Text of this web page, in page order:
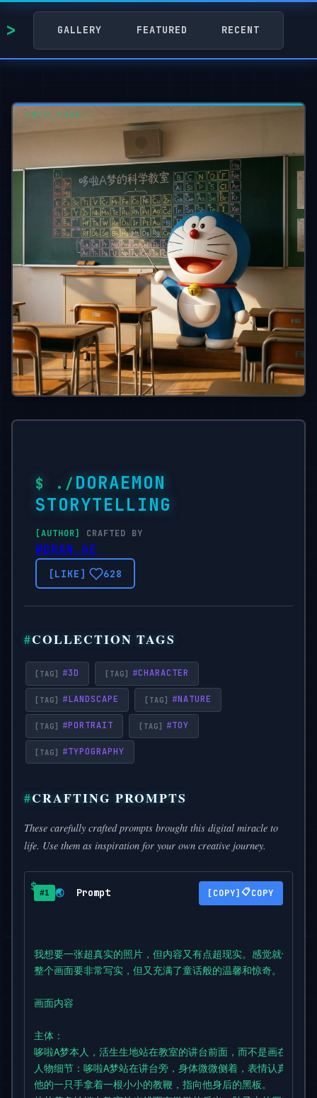
GALLERY FEATURED RECENT
DORAEMON
STORYTELLING
CRAFTED BY
@ORAN_GE
628
COLLECTION TAGS
#3D #CHARACTER
#LANDSCAPE #NATURE
#PORTRAIT #TOY
#TYPOGRAPHY
CRAFTING PROMPTS
These carefully crafted prompts brought this digital miracle to
life. Use them as inspiration for your own creative journey.
#1 🌏 Prompt 📋COPY
我想要一张超真实的照片，但内容又有点超现实。感觉就像一
整个画面要非常写实，但又充满了童话般的温馨和惊奇。
画面内容
主体：
哆啦A梦本人，活生生地站在教室的讲台前面，而不是画在黑板
人物细节：哆啦A梦站在讲台旁，身体微微侧着，表情认真又亲
他的一只手拿着一根小小的教鞭，指向他身后的黑板。